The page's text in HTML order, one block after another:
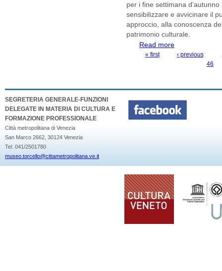
per i fine settimana
sensibilizzare e avvicinare il
approccio, alla conoscenza
patrimonio culturale.
Read more
Provinciale di
« first ‹ previous
46
SEGRETERIA GENERALE-FUNZIONI
DELEGATE IN MATERIA DI CULTURA E
FORMAZIONE PROFESSIONALE
Città metropolitana di Venezia
San Marco 2662, 30124 Venezia
Tel. 041/2501780
museo.torcello@cittametropolitana.ve.it